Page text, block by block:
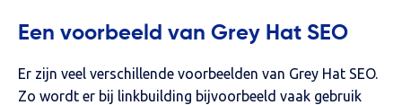
Een voorbeeld van Grey Hat SEO
Er zijn veel verschillende voorbeelden van Grey Hat SEO.
Zo wordt er bij linkbuilding bijvoorbeeld vaak gebruik